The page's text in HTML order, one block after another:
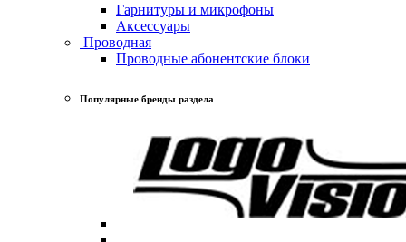
Гарнитуры и микрофоны
Аксессуары
Проводная
Проводные абонентские блоки
Популярные бренды раздела